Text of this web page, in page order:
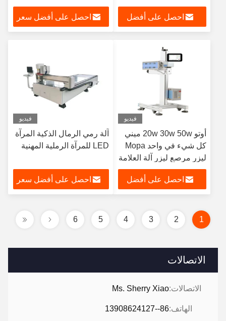
الاتصالات
الاتصالات:Ms. Sherry Xiao
الهاتف:86--13908624127
احصل على أفضل
الهوائي الصغير
احصل على أفضل سعر
فيديو
أوتو 20w 30w 50w ميني
كل شيء في واحد Mopa
ليزر مرصع ليزر آلة العلامة
احصل على أفضل
فيديو
آلة رمي الرمال الذكية المرآة
LED للمرآة الرملية المهنية
احصل على أفضل سعر
1
2
3
4
5
6